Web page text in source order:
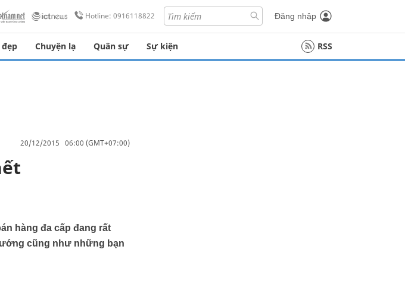
Hotline: 0916118822 Đăng nhập
đẹp Chuyện lạ Quân sự Sự kiện RSS
20/12/2015 06:00 (GMT+07:00)
hàng đa cấp đang rất
cũng như những bạn